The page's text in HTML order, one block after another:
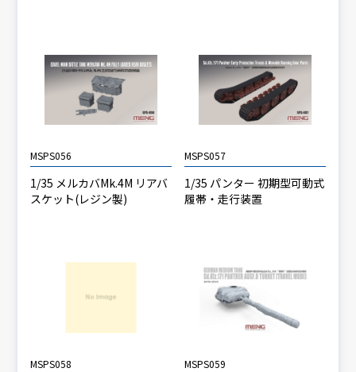
MSPS056
1/35 メルカバMk.4M リアバ
スケット(レジン製)
MSPS057
1/35 パンター 初期型可動式
履帯・走行装置
MSPS058 MSPS059